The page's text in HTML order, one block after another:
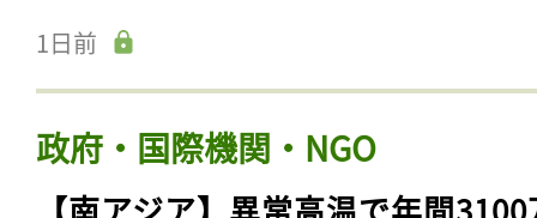
1日前
政府・国際機関・NGO
【南アジア】異常高温で年間